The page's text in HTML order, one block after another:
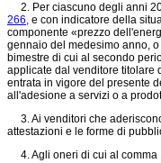
2. Per ciascuno degli anni
266, e con indicatore della
componente «prezzo
gennaio del medesimo anno,
bimestre di cui al secondo
applicate dal venditore titolare
entrata in vigore del presente
all'adesione a servizi o a
3. Ai venditori che
attestazioni e le forme di
4. Agli oneri di cui al comma